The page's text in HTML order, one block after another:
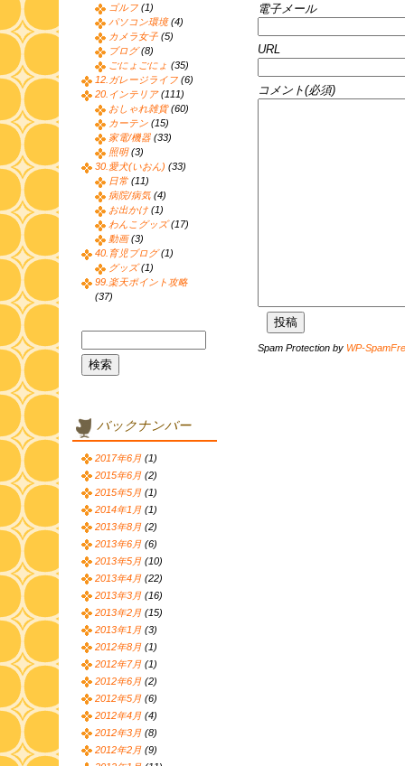
電子メール
URL
コメント(必須)
Spam Protection by WP-
ゴルフ (1)
パソコン環境(4)
カメラ女子 (5)
ブログ(8)
ごにょごにょ (35)
12.ガレージライフ (6)
20.インテリア(111)
おしゃれ雑貨(60)
カーテン (15)
家電/機器 (33)
照明(3)
30.愛犬(いおん) (33)
日常 (11)
病院/病気 (4)
お出かけ (1)
わんこグッズ(17)
動画(3)
40.育児ブログ(1)
グッズ(1)
99.楽天ポイント攻略
(37)
バックナンバー
2017年6月 (1)
2015年6月 (2)
2015年5月 (1)
2014年1月 (1)
2013年8月 (2)
2013年6月 (6)
2013年5月 (10)
2013年4月 (22)
2013年3月 (16)
2013年2月 (15)
2013年1月 (3)
2012年8月 (1)
2012年7月 (1)
2012年6月 (2)
2012年5月 (6)
2012年4月 (4)
2012年3月 (8)
2012年2月 (9)